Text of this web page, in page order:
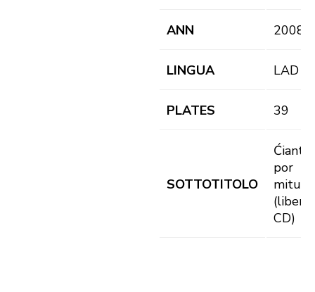
ANN 2008
LINGUA LAD
PLATES 39
SOTTOTITOLO
por
mituns
(liber +
CD)